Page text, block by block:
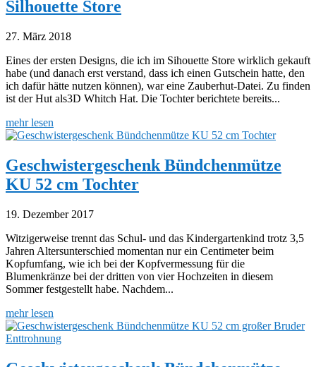
Silhouette Store
27. März 2018
Eines der ersten Designs, die ich im Sihouette Store wirklich gekauft
habe (und danach erst verstand, dass ich einen Gutschein hatte, den
ich dafür hätte nutzen können), war eine Zauberhut-Datei. Zu finden
ist der Hut als3D Whitch Hat. Die Tochter berichtete bereits...
mehr lesen
Geschwistergeschenk Bündchenmütze
KU 52 cm Tochter
19. Dezember 2017
Witzigerweise trennt das Schul- und das Kindergartenkind trotz 3,5
Jahren Altersunterschied momentan nur ein Centimeter beim
Kopfumfang, wie ich bei der Kopfvermessung für die
Blumenkränze bei der dritten von vier Hochzeiten in diesem
Sommer festgestellt habe. Nachdem...
mehr lesen